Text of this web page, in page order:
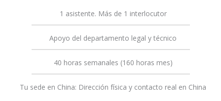
1 asistente. Más de 1 interlocutor
Apoyo del departamento legal y técnico
40 horas semanales (160 horas mes)
Tu sede en China: Dirección física y contacto real en China